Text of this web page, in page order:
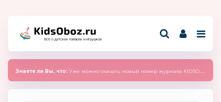
Всё о детских товарах и игрушках
Знаете ли Вы, что: Уже можно скачать новый номер журнала KIDSOBOZ 2025 (сентябрь)